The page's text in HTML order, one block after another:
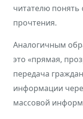
читателю понять
прочтения.
Аналогичным
это «прямая,
передача
информации
массовой